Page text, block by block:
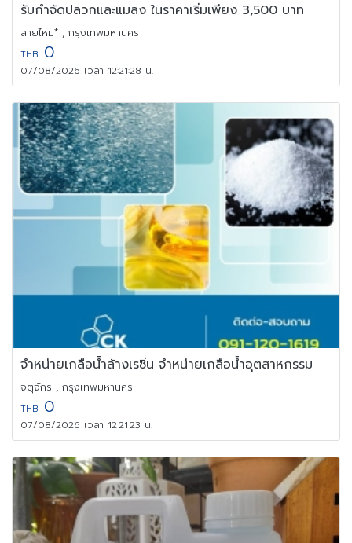
รับกำจัดปลวกและแมลง ในราคาเริ่มเพียง 3,500 บาท
สายไหม* , กรุงเทพมหานคร
THB 0
07/08/2026 เวลา 12:21:28 น.
จำหน่ายเกลือน้ำล้างเรซิ่น จำหน่ายเกลือน้ำอุตสาหกรรม
จตุจักร , กรุงเทพมหานคร
THB 0
07/08/2026 เวลา 12:21:23 น.